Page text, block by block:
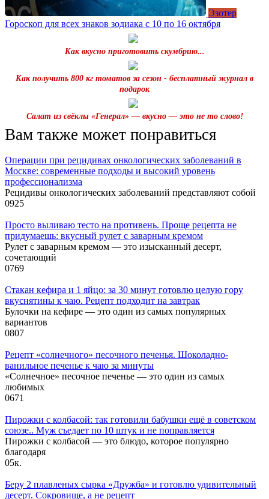
Эзотер
Гороскоп для всех знаков зодиака с 10 по 16 октября
Как вкусно приготовить скумбрию...
Как получить 800 кг томатов за сезон - бесплатный журнал в
подарок
Салат из свёклы «Генерал» — вкусно — это не то слово!
Вам также может понравиться
Операции при рецидивах онкологических заболеваний в
Москве: современные подходы и высокий уровень
профессионализма
Рецидивы онкологических заболеваний представляют собой
0925
Просто выливаю тесто на противень. Проще рецепта не
придумаешь: вкусный рулет с заварным кремом
Рулет с заварным кремом — это изысканный десерт,
сочетающий
0769
Стакан кефира и 1 яйцо: за 30 минут готовлю целую гору
вкуснятины к чаю. Рецепт подходит на завтрак
Булочки на кефире — это один из самых популярных
вариантов
0807
Рецепт «солнечного» песочного печенья. Шоколадно-
ванильное печенье к чаю за минуты
«Солнечное» песочное печенье — это один из самых
любимых
0671
Пирожки с колбасой: так готовили бабушки ещё в советском
союзе.. Муж съедает по 10 штук и не поправляется
Пирожки с колбасой — это блюдо, которое популярно
благодаря
05к.
Беру 2 плавленых сырка «Дружба» и готовлю удивительный
десерт. Сокровище, а не рецепт